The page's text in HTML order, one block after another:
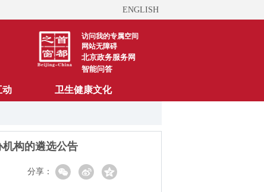
ENGLISH
访问我的专属空间
网站无障碍
北京政务服务网
智能问答
动 卫生健康文化
构的遴选公告
分享：